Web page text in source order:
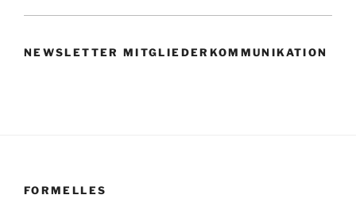
NEWSLETTER MITGLIEDERKOMMUNIKATION
FORMELLES